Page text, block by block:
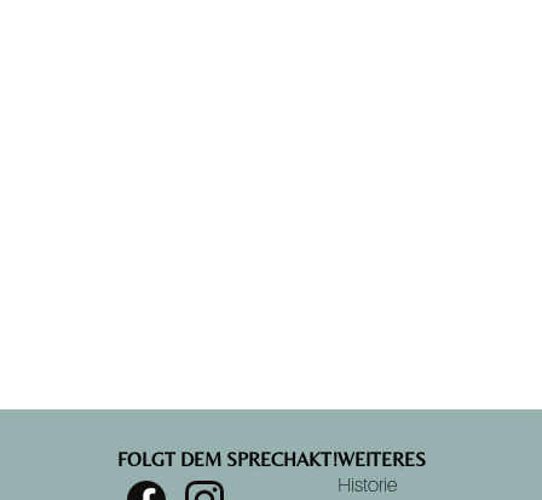
FOLGT DEM SPRECHAKT!WEITERES
Historie